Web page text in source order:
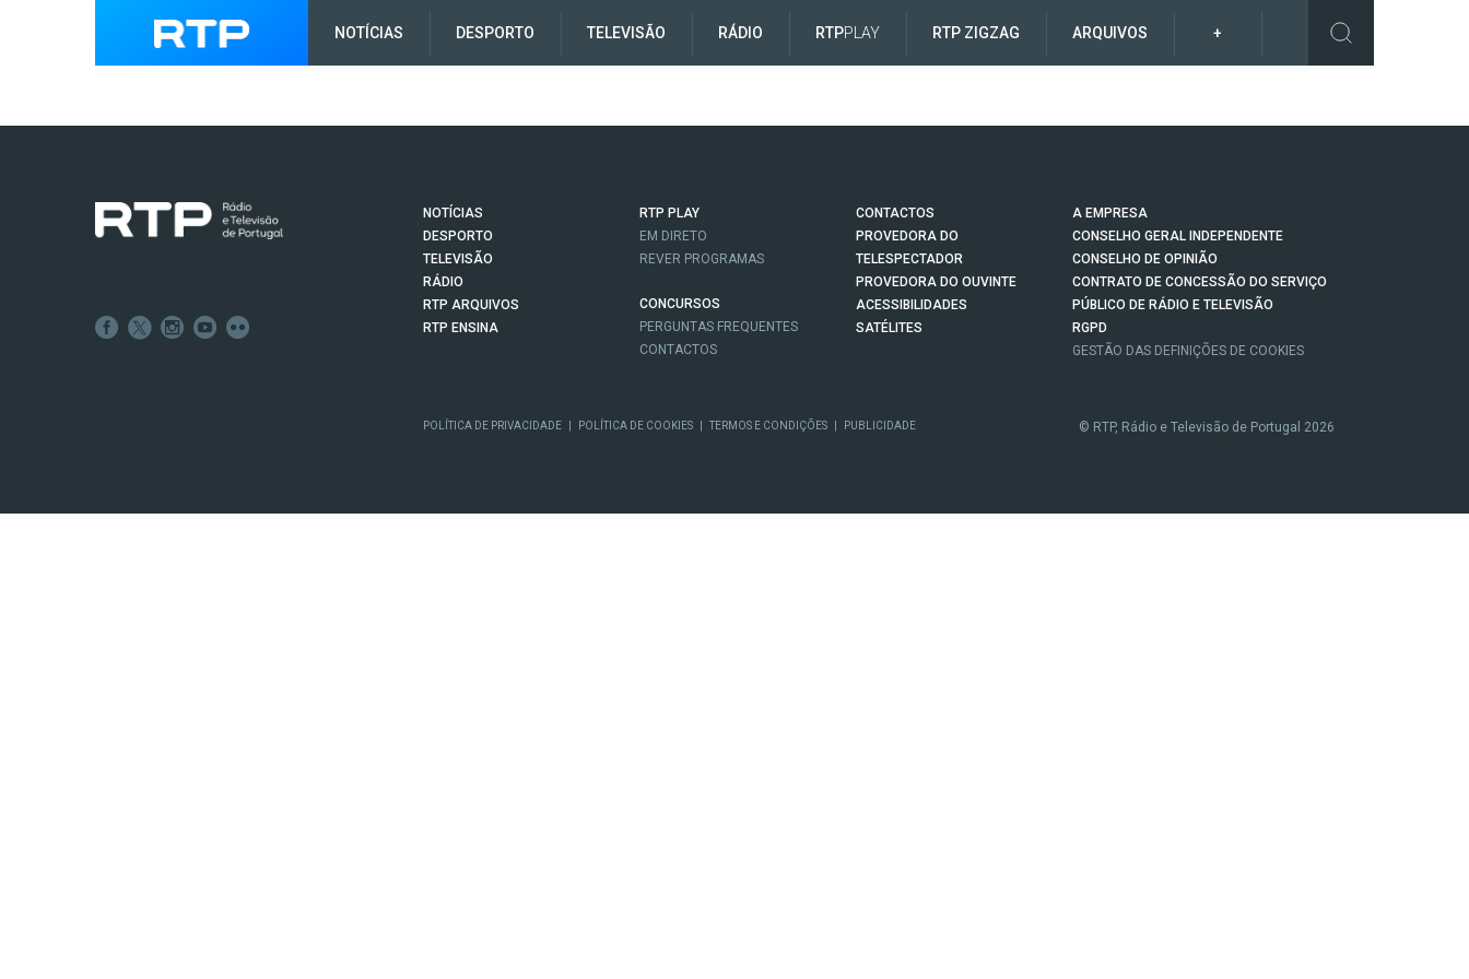
NOTÍCIAS DESPORTO TELEVISÃO RÁDIO RTPPLAY RTP ZIGZAG ARQUIVOS +
NOTÍCIAS
DESPORTO
TELEVISÃO
RÁDIO
RTP ARQUIVOS
RTP ENSINA
RTP PLAY
EM DIRETO
REVER PROGRAMAS
CONCURSOS
PERGUNTAS FREQUENTES
CONTACTOS
CONTACTOS
PROVEDORA DO
TELESPECTADOR
PROVEDORA DO OUVINTE
ACESSIBILIDADES
SATÉLITES
A EMPRESA
CONSELHO GERAL INDEPENDENTE
CONSELHO DE OPINIÃO
CONTRATO DE CONCESSÃO DO SERVIÇO
PÚBLICO DE RÁDIO E TELEVISÃO
RGPD
GESTÃO DAS DEFINIÇÕES DE COOKIES
POLÍTICA DE PRIVACIDADE POLÍTICA DE COOKIES TERMOS E CONDIÇÕES PUBLICIDADE © RTP, Rádio e Televisão de Portugal 2026